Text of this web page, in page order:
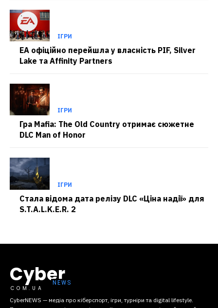
ІГРИ
EA офіційно перейшла у власність PIF, Silver
Lake та Affinity Partners
ІГРИ
Гра Mafia: The Old Country отримає сюжетне
DLC Man of Honor
ІГРИ
Стала відома дата релізу DLC «Ціна надії» для
S.T.A.L.K.E.R. 2
Cyber
COM.UA
CyberNEWS — медіа про кіберспорт, ігри, турніри та digital lifestyle.